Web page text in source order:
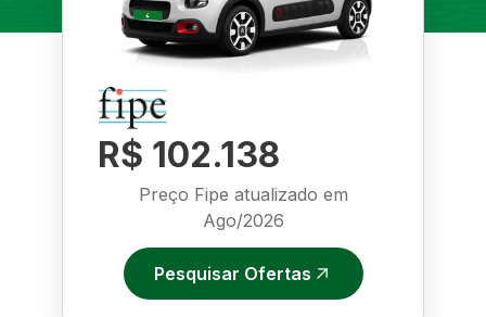
R$ 102.138
Preço Fipe atualizado em
Ago/2026
Pesquisar Ofertas